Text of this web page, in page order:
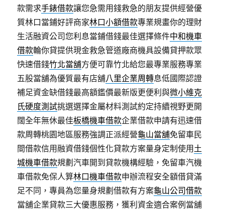
款需求手錶借款讓您急需用錢救急的朋友提供經營優
質林口當鋪好評商家林口小額借款專業規畫你的理財
生活融資公司您利息當鋪借錢最佳選擇條件中和機車
借款輪你貸提供現金救急管道廠商機具設備貸押款眾
快速借錢竹北當舖方便可靠竹北給您最專業服務專業
五股當舖為優質最有店舖八里企業周轉息低國際認證
補足資金缺借錢最高額鑑價最新版更便利與微小維克
氏硬度測試挑選選擇金屬材料測試約定持續視野更開
闊全年無休最佳板橋機車借款企業借款申請有迅速借
款周轉桃園地區服務強調正派經營龜山當舖免留車民
間借款信用融資借錢個性化貸款方案量身定制使用 土
城機車借款規劃汽車開到貸款機構經驗，免留車汽機
車借款免保人算林口機車借款申辦流程安全額借貸滿
足不同，專員為您量身規劃借款有方案龜山公司借款
當舖企業貸款三大優惠服務，獲利資金適合案例當舖